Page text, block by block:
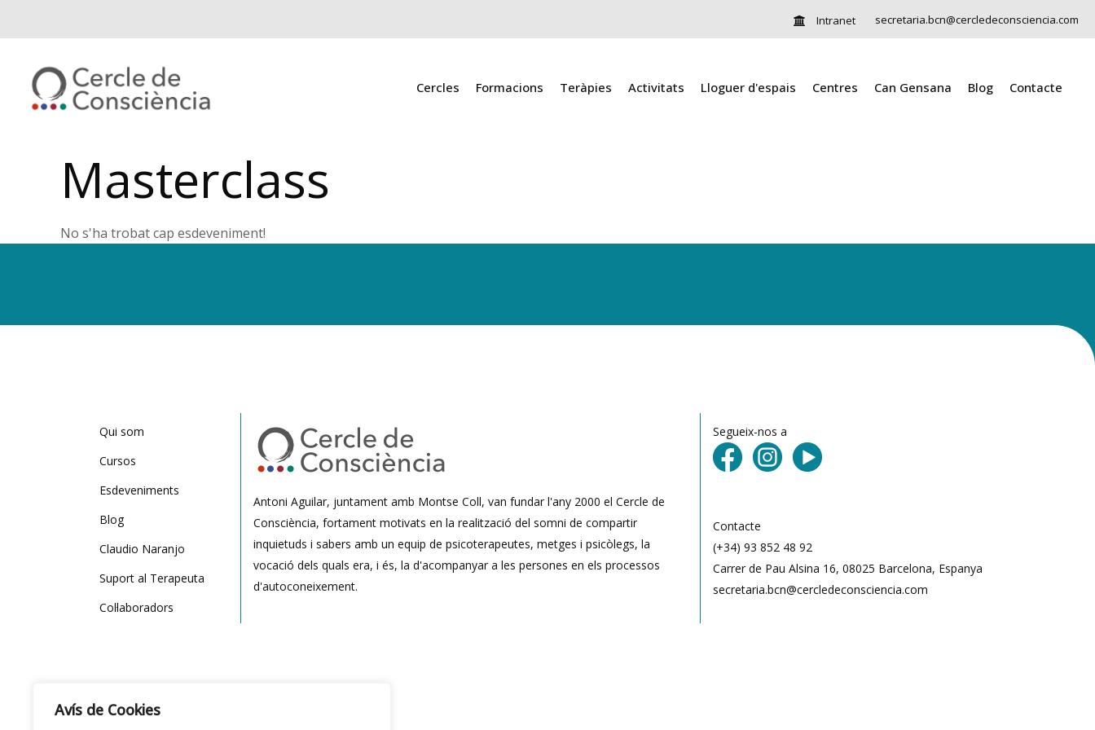
Avís de Cookies
Intranet secretaria.bcn@cercledeconsciencia.com
Cercles Formacions Teràpies Activitats Lloguer d'espais Centres Can Gensana Blog Contacte
Masterclass
No s'ha trobat cap esdeveniment!
Qui som
Cursos
Esdeveniments
Blog
Claudio Naranjo
Suport al Terapeuta
Col·laboradors
Antoni Aguilar, juntament amb Montse Coll, van fundar l'any 2000 el Cercle de
Consciència, fortament motivats en la realització del somni de compartir
inquietuds i sabers amb un equip de psicoterapeutes, metges i psicòlegs, la
vocació dels quals era, i és, la d'acompanyar a les persones en els processos
d'autoconeixement.
Segueix-nos a
Contacte
(+34) 93 852 48 92
Carrer de Pau Alsina 16, 08025 Barcelona, ​​Espanya
secretaria.bcn@cercledeconsciencia.com